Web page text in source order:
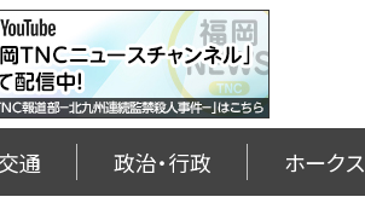
通 政治・行政 ホークス